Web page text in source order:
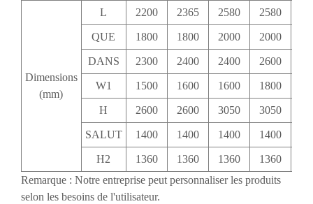
Dimensions
(mm)
L 2200 2365 2580 2580
QUE 1800 1800 2000 2000
DANS 2300 2400 2400 2600
W1 1500 1600 1600 1800
H 2600 2600 3050 3050
SALUT 1400 1400 1400 1400
H2 1360 1360 1360 1360
Remarque : Notre entreprise peut personnaliser les produits
selon les besoins de l'utilisateur.